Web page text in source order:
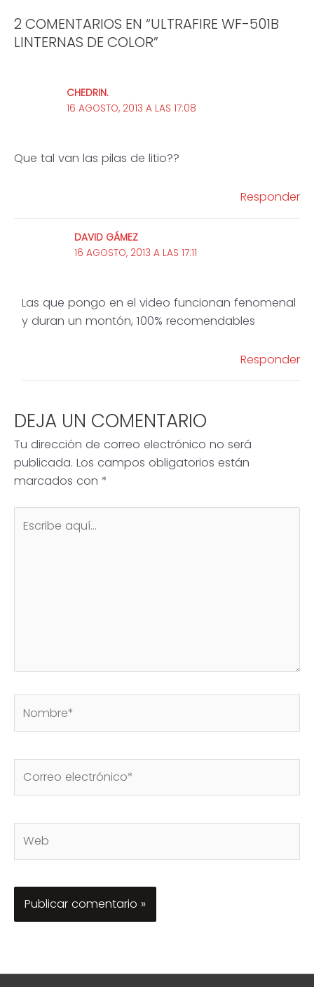
2 COMENTARIOS EN “ULTRAFIRE WF-501B
LINTERNAS DE COLOR”
CHEDRIN.
16 AGOSTO, 2013 A LAS 17:08
Que tal van las pilas de litio??
Responder
DAVID GÁMEZ
16 AGOSTO, 2013 A LAS 17:11
Las que pongo en el video funcionan fenomenal
y duran un montón, 100% recomendables
Responder
DEJA UN COMENTARIO
Tu dirección de correo electrónico no será
publicada. Los campos obligatorios están
marcados con *
aquí...
electrónico*